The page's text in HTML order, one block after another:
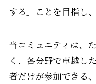
する」ことを目指し
当コミュニティは、
く、各分野で卓越し
者だけが参加できる